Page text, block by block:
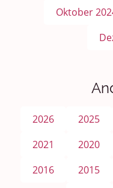
Oktober
2026 2025
2021
2020
2016
2015